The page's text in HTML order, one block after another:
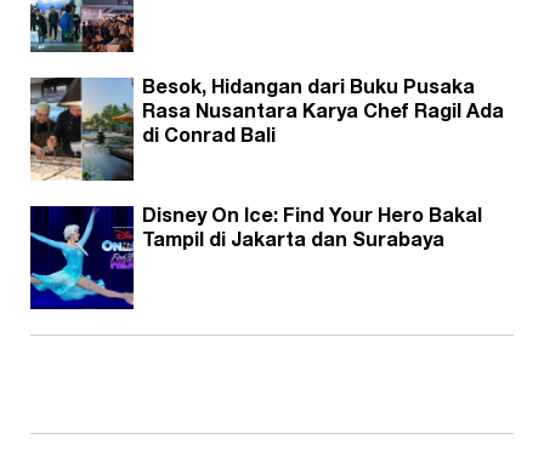
Besok, Hidangan dari Buku Pusaka
Rasa Nusantara Karya Chef Ragil Ada
di Conrad Bali
Disney On Ice: Find Your Hero Bakal
Tampil di Jakarta dan Surabaya